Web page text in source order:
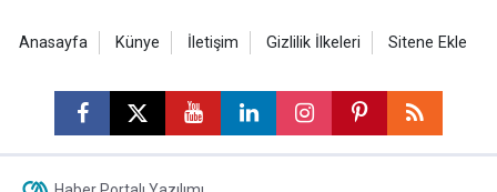
Anasayfa Künye İletişim Gizlilik İlkeleri Sitene Ekle